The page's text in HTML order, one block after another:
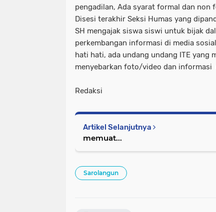
pengadilan, Ada syarat formal dan non
Disesi terakhir Seksi Humas yang
SH mengajak siswa siswi untuk bijak
perkembangan informasi di media
hati hati, ada undang undang ITE yang
menyebarkan foto/video dan informasi
Redaksi
Artikel Selanjutnya
memuat...
Sarolangun